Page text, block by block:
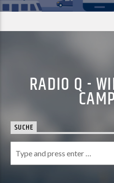
RADIO Q -
SUCHE